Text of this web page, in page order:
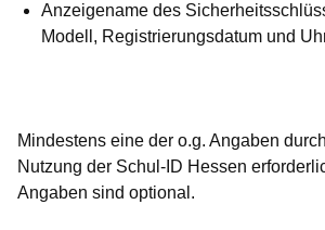
Anzeigename des
Modell, Registrierungsdatum und
Mindestens eine der o.g. Angaben
Nutzung der Schul-ID Hessen
Angaben sind optional.